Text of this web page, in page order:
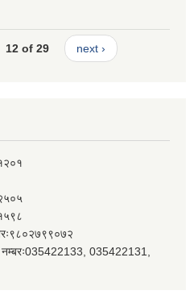
12 of 29 next ›
035422131,